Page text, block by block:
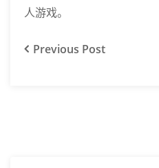
人游戏。
Previous Post